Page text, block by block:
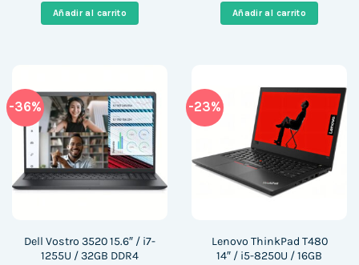
era:
499,00 €.
es:
Añadir al carrito
era:
442,00 €.
es:
Añadir al carrito
-36%
Dell Vostro 3520 15.6″ / i7-
1255U / 32GB DDR4
-23%
Lenovo ThinkPad T480
14″ / i5-8250U / 16GB